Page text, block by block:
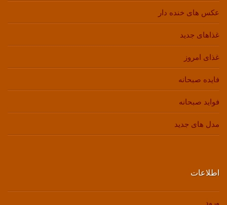
عکس های خنده دار
غذاهای جدید
غذای امروز
فایده صبحانه
فواید صبحانه
مدل های جدید
اطلاعات
ورود